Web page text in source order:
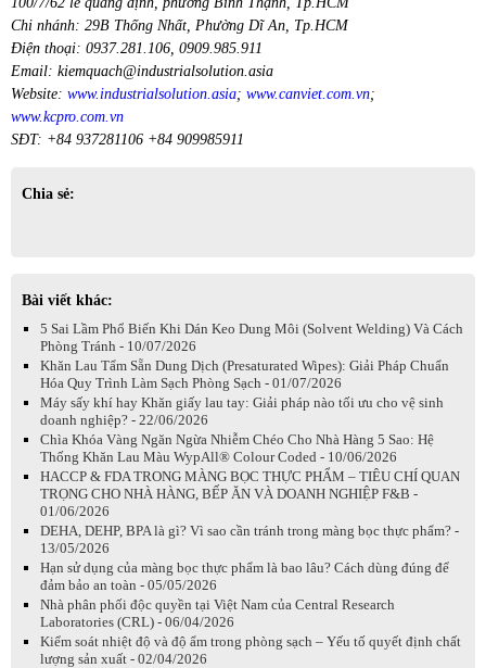
Chi nhánh: 29B Thống Nhất, Phường Dĩ An, Tp.HCM
Điện thoại: 0937.281.106, 0909.985.911
Email: kiemquach@industrialsolution.asia
Website: www.industrialsolution.asia; www.canviet.com.vn;
www.kcpro.com.vn
SĐT: +84 937281106 +84 909985911
Chia sẻ:
Bài viết khác:
5 Sai Lầm Phổ Biến Khi Dán Keo Dung Môi (Solvent Welding) Và Cách
Phòng Tránh - 10/07/2026
Khăn Lau Tẩm Sẵn Dung Dịch (Presaturated Wipes): Giải Pháp Chuẩn
Hóa Quy Trình Làm Sạch Phòng Sạch - 01/07/2026
Máy sấy khí hay Khăn giấy lau tay: Giải pháp nào tối ưu cho vệ sinh
doanh nghiệp? - 22/06/2026
Chìa Khóa Vàng Ngăn Ngừa Nhiễm Chéo Cho Nhà Hàng 5 Sao: Hệ
Thống Khăn Lau Màu WypAll® Colour Coded - 10/06/2026
HACCP & FDA TRONG MÀNG BỌC THỰC PHẨM – TIÊU CHÍ QUAN
TRỌNG CHO NHÀ HÀNG, BẾP ĂN VÀ DOANH NGHIỆP F&B -
01/06/2026
DEHA, DEHP, BPA là gì? Vì sao cần tránh trong màng bọc thực phẩm? -
13/05/2026
Hạn sử dụng của màng bọc thực phẩm là bao lâu? Cách dùng đúng để
đảm bảo an toàn - 05/05/2026
Nhà phân phối độc quyền tại Việt Nam của Central Research
Laboratories (CRL) - 06/04/2026
Kiểm soát nhiệt độ và độ ẩm trong phòng sạch – Yếu tố quyết định chất
lượng sản xuất - 02/04/2026